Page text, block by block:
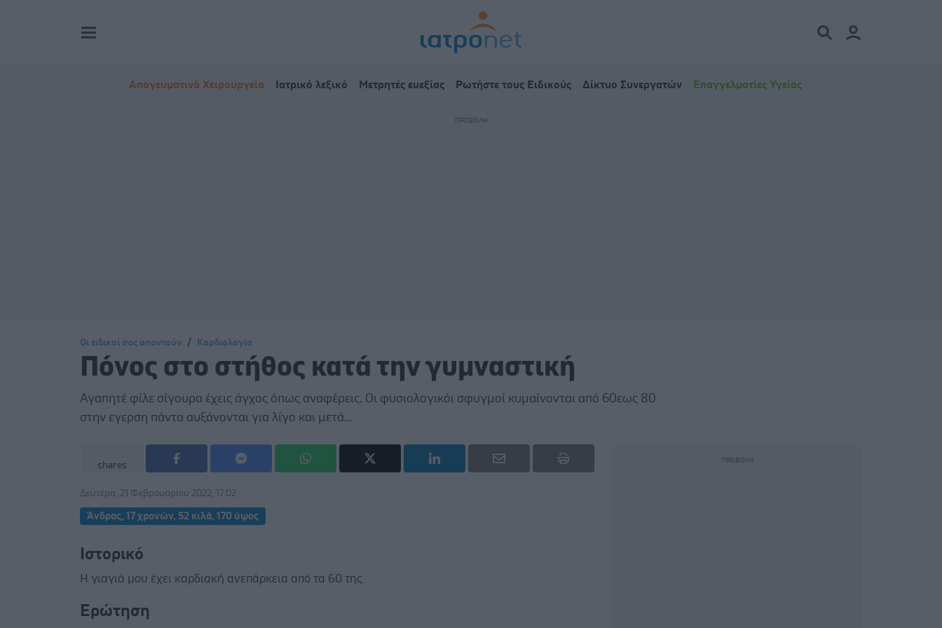
Απογευματινά Χειρουργεία Ιατρικό λεξικό Μετρητές ευεξίας Ρωτήστε τους Ειδικούς Δίκτυο Συνεργατών Επαγγελματίες Υγείας
Οι ειδικοί σας απαντούν Καρδιολογία
Πόνος στο στήθος κατά την γυμναστική
Αγαπητέ φίλε σίγουρα έχεις άγχος όπως αναφέρεις. Οι φυσιολογικόι σφυγμοί κυμαίνονται από 60εως 80
στην εγερση πάντα αυξάνονται για λίγο και μετά...
shares
Δευτέρα, 21 Φεβρουαρίου 2022, 17:02
Άνδρας, 17 χρονών, 52 κιλά, 170 ύψος
Ιστορικό
Η γιαγιά μου έχει καρδιακή ανεπάρκεια από τα 60 της
Ερώτηση